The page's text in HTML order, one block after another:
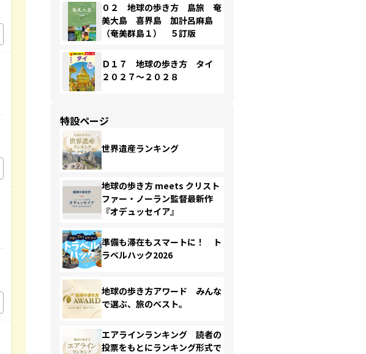
０２ 地球の歩き方 島旅 奄
美大島 喜界島 加計呂麻島
（奄美群島１） ５訂版
Ｄ１７ 地球の歩き方 タイ
２０２７～２０２８
特設ページ
世界遺産ランキング
地球の歩き方 meets クリスト
ファー・ノーラン監督最新作
『オデュッセイア』
準備も滞在もスマートに！ ト
ラベルハック2026
地球の歩き方アワード みんな
で選ぶ、旅のベスト。
エアラインランキング 読者の
投票をもとにランキング形式で